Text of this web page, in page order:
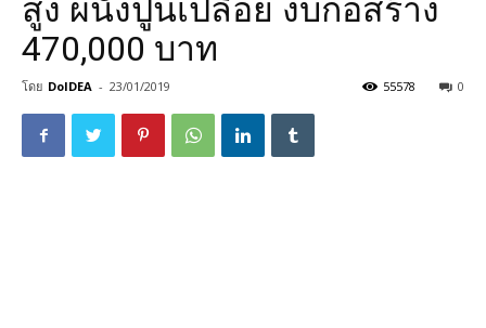
สูง ผนังปูนเปลือย งบก่อสร้าง
470,000 บาท
โดย DoIDEA - 23/01/2019 0
55578